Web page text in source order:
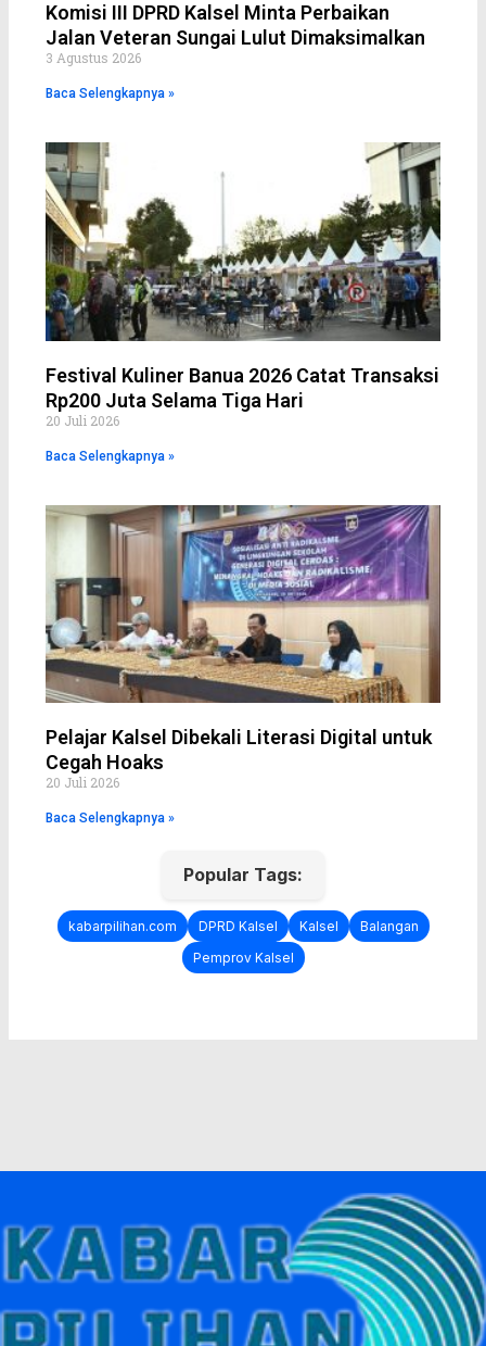
Komisi III DPRD Kalsel Minta Perbaikan
Jalan Veteran Sungai Lulut Dimaksimalkan
3 Agustus 2026
Baca Selengkapnya »
Festival Kuliner Banua 2026 Catat Transaksi
Rp200 Juta Selama Tiga Hari
20 Juli 2026
Baca Selengkapnya »
Pelajar Kalsel Dibekali Literasi Digital untuk
Cegah Hoaks
20 Juli 2026
Baca Selengkapnya »
Popular Tags:
kabarpilihan.com DPRD Kalsel Kalsel
Balangan
Pemprov Kalsel